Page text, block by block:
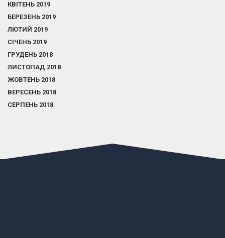
КВІТЕНЬ 2019
БЕРЕЗЕНЬ 2019
ЛЮТИЙ 2019
СІЧЕНЬ 2019
ГРУДЕНЬ 2018
ЛИСТОПАД 2018
ЖОВТЕНЬ 2018
ВЕРЕСЕНЬ 2018
СЕРПЕНЬ 2018